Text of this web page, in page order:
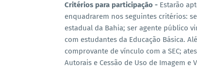
Critérios para participação - Estarão
enquadrarem nos seguintes critérios:
estadual da Bahia; ser agente público
com estudantes da Educação Básica.
comprovante de vínculo com a SEC;
Autorais e Cessão de Uso de Imagem